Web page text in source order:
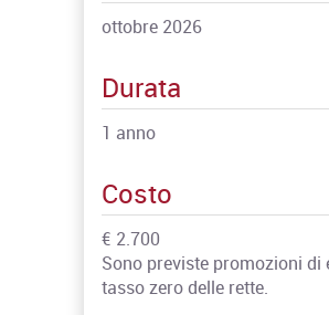
ottobre 2026
Durata
1 anno
Costo
€ 2.700
Sono previste promozioni
tasso zero delle rette.